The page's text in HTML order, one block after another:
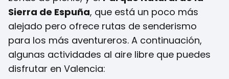
Sierra de Espuña, que está un poco más
alejado pero ofrece rutas de senderismo
para los más aventureros. A continuación,
algunas actividades al aire libre que puedes
disfrutar en Valencia: